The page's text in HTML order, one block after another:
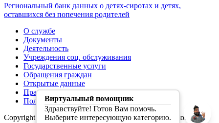
Региональный банк данных о детях-сиротах и детях,
оставшихся без попечения родителей
О службе
Документы
Деятельность
Учреждения соц. обслуживания
Государственные услуги
Обращения граждан
Открытые данные
Правила обработки персональных данных
Политика конфиденциальности
Copyright (C) Первая социальная служба Свердловской
Виртуальный помощник
Здравствуйте! Готов Вам помочь.
Выберите интересующую категорию.